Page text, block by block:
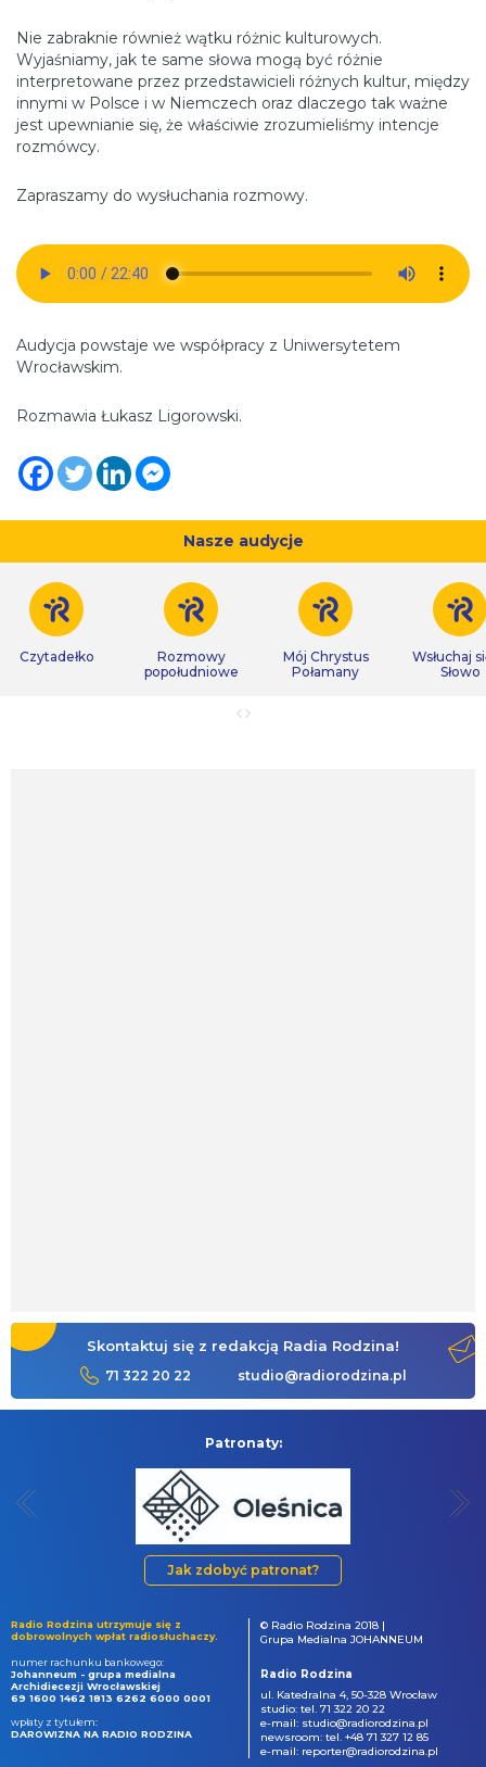
Nie zabraknie również wątku różnic kulturowych.
Wyjaśniamy, jak te same słowa mogą być różnie
interpretowane przez przedstawicieli różnych kultur, między
innymi w Polsce i w Niemczech oraz dlaczego tak ważne
jest upewnianie się, że właściwie zrozumieliśmy intencje
rozmówcy.
Zapraszamy do wysłuchania rozmowy.
Audycja powstaje we współpracy z Uniwersytetem
Wrocławskim.
Rozmawia Łukasz Ligorowski.
Nasze audycje
Czytadełko
Rozmowy
popołudniowe
Mój Chrystus
Połamany
Wsłuchaj
Słowo
Skontaktuj się z redakcją Radia Rodzina!
71 322 20 22 studio@radiorodzina.pl
Patronaty:
Jak zdobyć patronat?
Radio Rodzina utrzymuje się z
dobrowolnych wpłat radiosłuchaczy.
numer rachunku bankowego:
Johanneum - grupa medialna
Archidiecezji Wrocławskiej
69 1600 1462 1813 6262 6000 0001
wpłaty z tytułem:
DAROWIZNA NA RADIO RODZINA
© Radio Rodzina 2018 |
Grupa Medialna JOHANNEUM
Radio Rodzina
ul. Katedralna 4, 50-328 Wrocław
studio: tel. 71 322 20 22
e-mail: studio@radiorodzina.pl
newsroom: tel. +48 71 327 12 85
e-mail: reporter@radiorodzina.pl